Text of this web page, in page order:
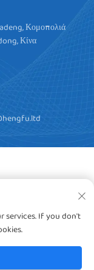
Κομοπολιά
Κίνα
Dongguan Hengfu
κατεχόμενα
services. If you don't